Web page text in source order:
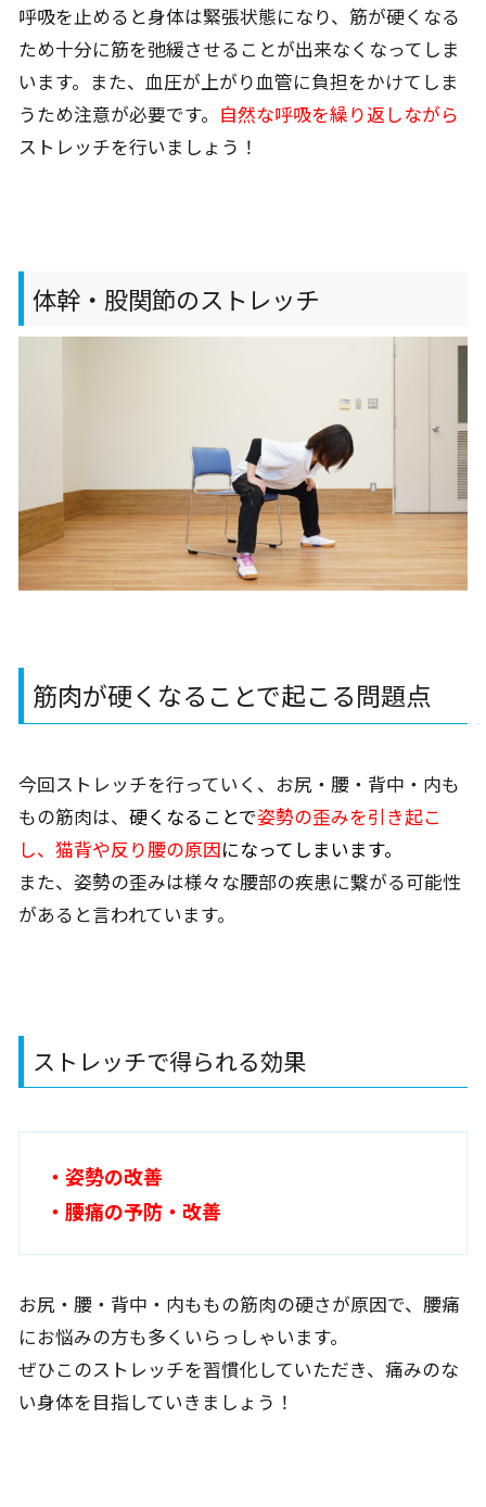
呼吸を止めると身体は緊張状態になり、筋が硬くなる
ため十分に筋を弛緩させることが出来なくなってしま
います。また、血圧が上がり血管に負担をかけてしま
うため注意が必要です。 自然な呼吸を繰り返しながら
ストレッチを行いましょう！
体幹・股関節のストレッチ
筋肉が硬くなることで起こる問題点
今回ストレッチを行っていく、お尻・腰・背中・内も
もの筋肉は、 硬くなることで姿勢の歪みを引き起こ
し、猫背や反り腰の原因になってしまいます。
また、姿勢の歪みは様々な腰部の疾患に繋がる可能性
があると言われています。
ストレッチで得られる効果
・ 姿勢の改善
・ 腰痛の予防・改善
お尻・腰・背中・内ももの筋肉の硬さが原因で、腰痛
にお悩みの方も多くいらっしゃいます。
ぜひこのストレッチを習慣化していただき、痛みのな
い身体を目指していきましょう！